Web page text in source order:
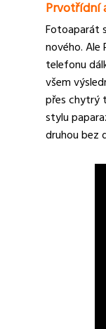
Prvotřídní
Fotoaparát
nového. Ale
telefonu
všem
přes chytrý
stylu
druhou bez